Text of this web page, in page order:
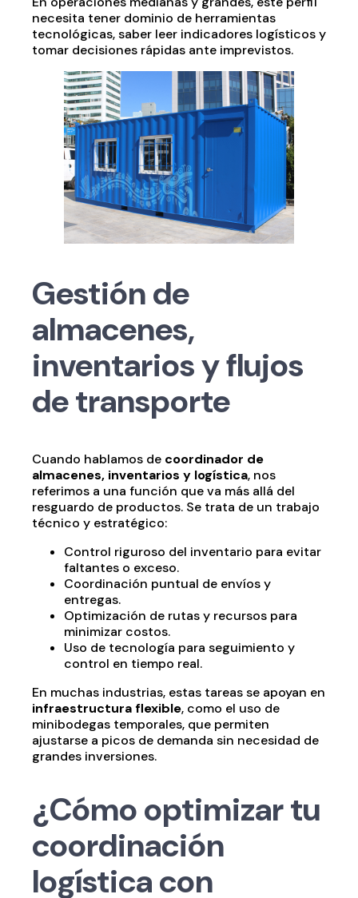
necesita tener dominio de herramientas
tecnológicas, saber leer indicadores logísticos y
tomar decisiones rápidas ante imprevistos.
Gestión de
almacenes,
inventarios y flujos
de transporte
Cuando hablamos de coordinador de
almacenes, inventarios y logística, nos
referimos a una función que va más allá del
resguardo de productos. Se trata de un trabajo
técnico y estratégico:
Control riguroso del inventario para evitar
faltantes o exceso.
Coordinación puntual de envíos y
entregas.
Optimización de rutas y recursos para
minimizar costos.
Uso de tecnología para seguimiento y
control en tiempo real.
En muchas industrias, estas tareas se apoyan en
infraestructura flexible, como el uso de
minibodegas temporales, que permiten
ajustarse a picos de demanda sin necesidad de
grandes inversiones.
¿Cómo optimizar tu
coordinación
logística con